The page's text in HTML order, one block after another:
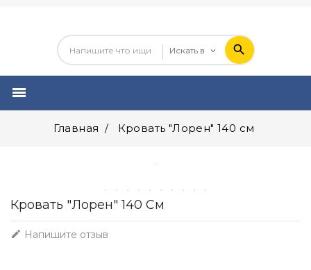

Главная Кровать "Лорен" 140 см
Кровать "Лорен" 140 См
 Напишите отзыв